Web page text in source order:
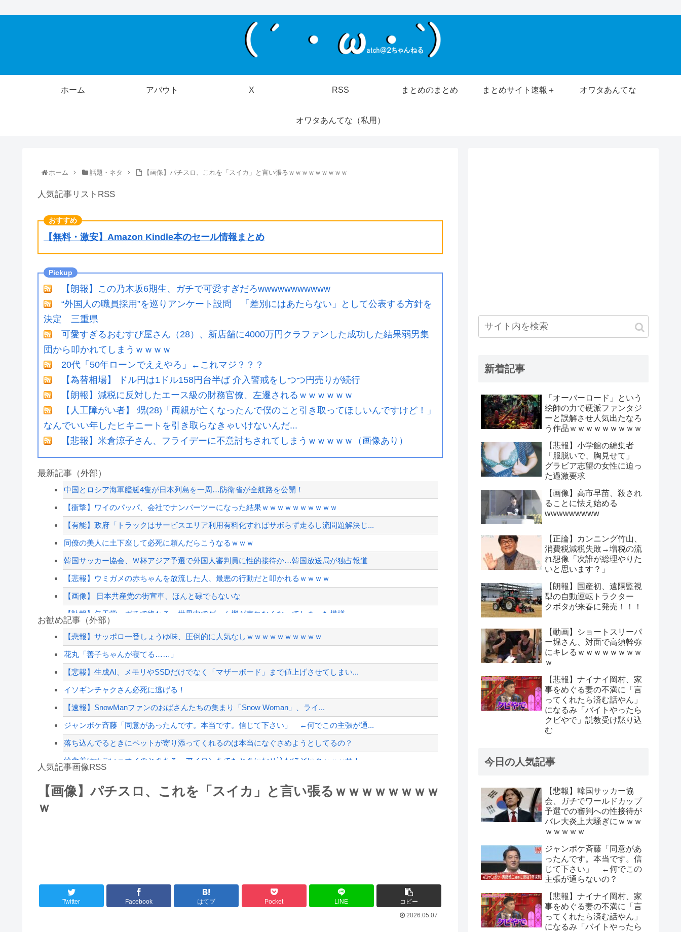
ホーム アバウト X RSS まとめのまとめ まとめサイト速報＋ オワタあんてな
オワタあんてな（私用）
ホーム 話題・ネタ 【画像】パチスロ、これを「スイカ」と言い張るｗｗｗｗｗｗｗｗｗ
人気記事リストRSS
【無料・激安】Amazon Kindle本のセール情報まとめ
【朗報】この乃木坂6期生、ガチで可愛すぎだろwwwwwwwwwww
“外国人の職員採用”を巡りアンケート設問 「差別にはあたらない」として公表する方針を
決定 三重県
可愛すぎるおむすび屋さん（28）、新店舗に4000万円クラファンした成功した結果弱男集
団から叩かれてしまうｗｗｗｗ
20代「50年ローンでええやろ」←これマジ？？？
【為替相場】 ドル円は1ドル158円台半ば 介入警戒をしつつ円売りが続行
【朗報】減税に反対したエース級の財務官僚、左遷されるｗｗｗｗｗｗ
【人工障がい者】 甥(28)「両親が亡くなったんで僕のこと引き取ってほしいんですけど！」
なんでいい年したヒキニートを引き取らなきゃいけないんだ...
【悲報】米倉涼子さん、フライデーに不意討ちされてしまうｗｗｗｗｗ（画像あり）
最新記事（外部）
中国とロシア海軍艦艇4隻が日本列島を一周…防衛省が全航路を公開！
【衝撃】ワイのパッパ、会社でナンバーツーになった結果ｗｗｗｗｗｗｗｗｗｗ
【有能】政府「トラックはサービスエリア利用有料化すればサボらず走るし流問題解決じ...
同僚の美人に土下座して必死に頼んだらこうなるｗｗｗ
韓国サッカー協会、Ｗ杯アジア予選で外国人審判員に性的接待か…韓国放送局が独占報道
【悲報】ウミガメの赤ちゃんを放流した人、最悪の行動だと叩かれるｗｗｗｗ
【画像】 日本共産党の街宣車、ほんと碌でもないな
【訃報】任天堂、ガチで終わる…世界中でゲーム機が売れなくなってしまった模様
【正論】ナイナイ岡村に世の夫たちが『大共感』してしまうｗｗｗｗｗｗｗｗ
【朗報】中居正広さん、また聖人エピソードが追加されるｗｗｗｗｗ
【速報】外人の医療費未払いが多すぎたので病院が外人の治療を断るようになってしまう
東大「貯金あと数年で尽きます」→研究者削減へ…
【配信者】「金バエ」のSNS更新が1週間途絶え、様々な憶測が飛び交う。1週間ぶり...
【緊急速報】NYで警官が黒人男性の首を絞め、暴動第二波不可避へ
お勧め記事（外部）
【悲報】サッポロ一番しょうゆ味、圧倒的に人気なしｗｗｗｗｗｗｗｗｗｗ
花丸「善子ちゃんが寝てる……」
【悲報】生成AI、メモリやSSDだけでなく「マザーボード」まで値上げさせてしまい...
イソギンチャクさん必死に逃げる！
【速報】SnowManファンのおばさんたちの集まり「Snow Woman」、ライ...
ジャンポケ斉藤「同意があったんです。本当です。信じて下さい」 ←何でこの主張が通...
落ち込んでるときにペットが寄り添ってくれるのは本当になぐさめようとしてるの？
給食着はすごいニオイのときある。アイロンあてたときにむせ込むほどにクッッッサ！っ...
【動画】高速道路を走行中の車からリアガラスが飛んでくる事故(ﾟoﾟ)
人気記事画像RSS
【画像】パチスロ、これを「スイカ」と言い張るｗｗｗｗｗｗｗｗ
ｗ
Twitter Facebook はてブ Pocket LINE
コピー
2026.05.07
新着記事
「オーバーロード」という
絵師の力で硬派ファンタジ
ーと誤解させ人気出たなろ
う作品ｗｗｗｗｗｗｗｗｗ
【悲報】小学館の編集者
「服脱いで、胸見せて」
グラビア志望の女性に迫っ
た過激要求
【画像】高市早苗、殺され
ることに怯え始める
wwwwwwwww
【正論】カンニング竹山、
消費税減税失敗→増税の流
れ想像「次誰が総理やりた
いと思います？」
【朗報】国産初、遠隔監視
型の自動運転トラクター
クボタが来春に発売！！！
【動画】ショートスリーパ
ー堀さん、対面で高須幹弥
にキレるｗｗｗｗｗｗｗｗ
ｗ
【悲報】ナイナイ岡村、家
事をめぐる妻の不満に「言
ってくれたら済む話やん」
になるみ「バイトやったら
クビやで」説教受け黙り込
む
今日の人気記事
【悲報】韓国サッカー協
会、ガチでワールドカップ
予選での審判への性接待が
バレ大炎上大騒ぎにｗｗｗ
ｗｗｗｗｗ
ジャンポケ斉藤「同意があ
ったんです。本当です。信
じて下さい」 ←何でこの
主張が通らないの？
【悲報】ナイナイ岡村、家
事をめぐる妻の不満に「言
ってくれたら済む話やん」
になるみ「バイトやったら